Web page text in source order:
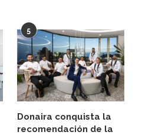
5
Donaira conquista la
recomendación de la